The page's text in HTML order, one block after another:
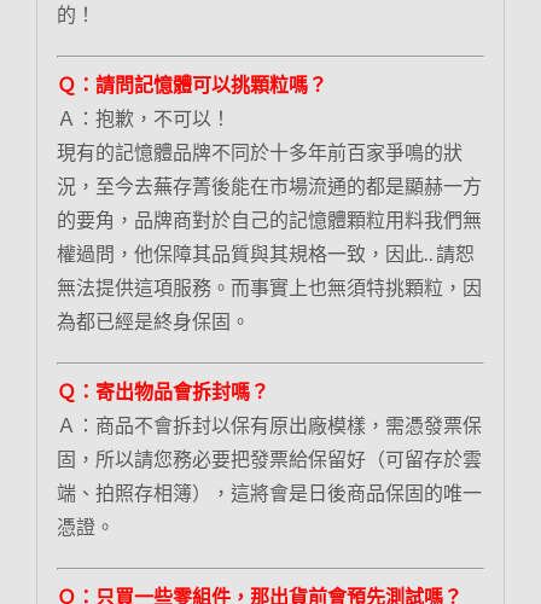
的！
Ｑ：請問記憶體可以挑顆粒嗎？
Ａ：抱歉，不可以！
現有的記憶體品牌不同於十多年前百家爭鳴的狀
況，至今去蕪存菁後能在市場流通的都是顯赫一方
的要角，品牌商對於自己的記憶體顆粒用料我們無
權過問，他保障其品質與其規格一致，因此.. 請恕
無法提供這項服務。而事實上也無須特挑顆粒，因
為都已經是終身保固。
Ｑ：寄出物品會拆封嗎？
Ａ：商品不會拆封以保有原出廠模樣，需憑發票保
固，所以請您務必要把發票給保留好（可留存於雲
端、拍照存相簿），這將會是日後商品保固的唯一
憑證。
Ｑ：只買一些零組件，那出貨前會預先測試嗎？